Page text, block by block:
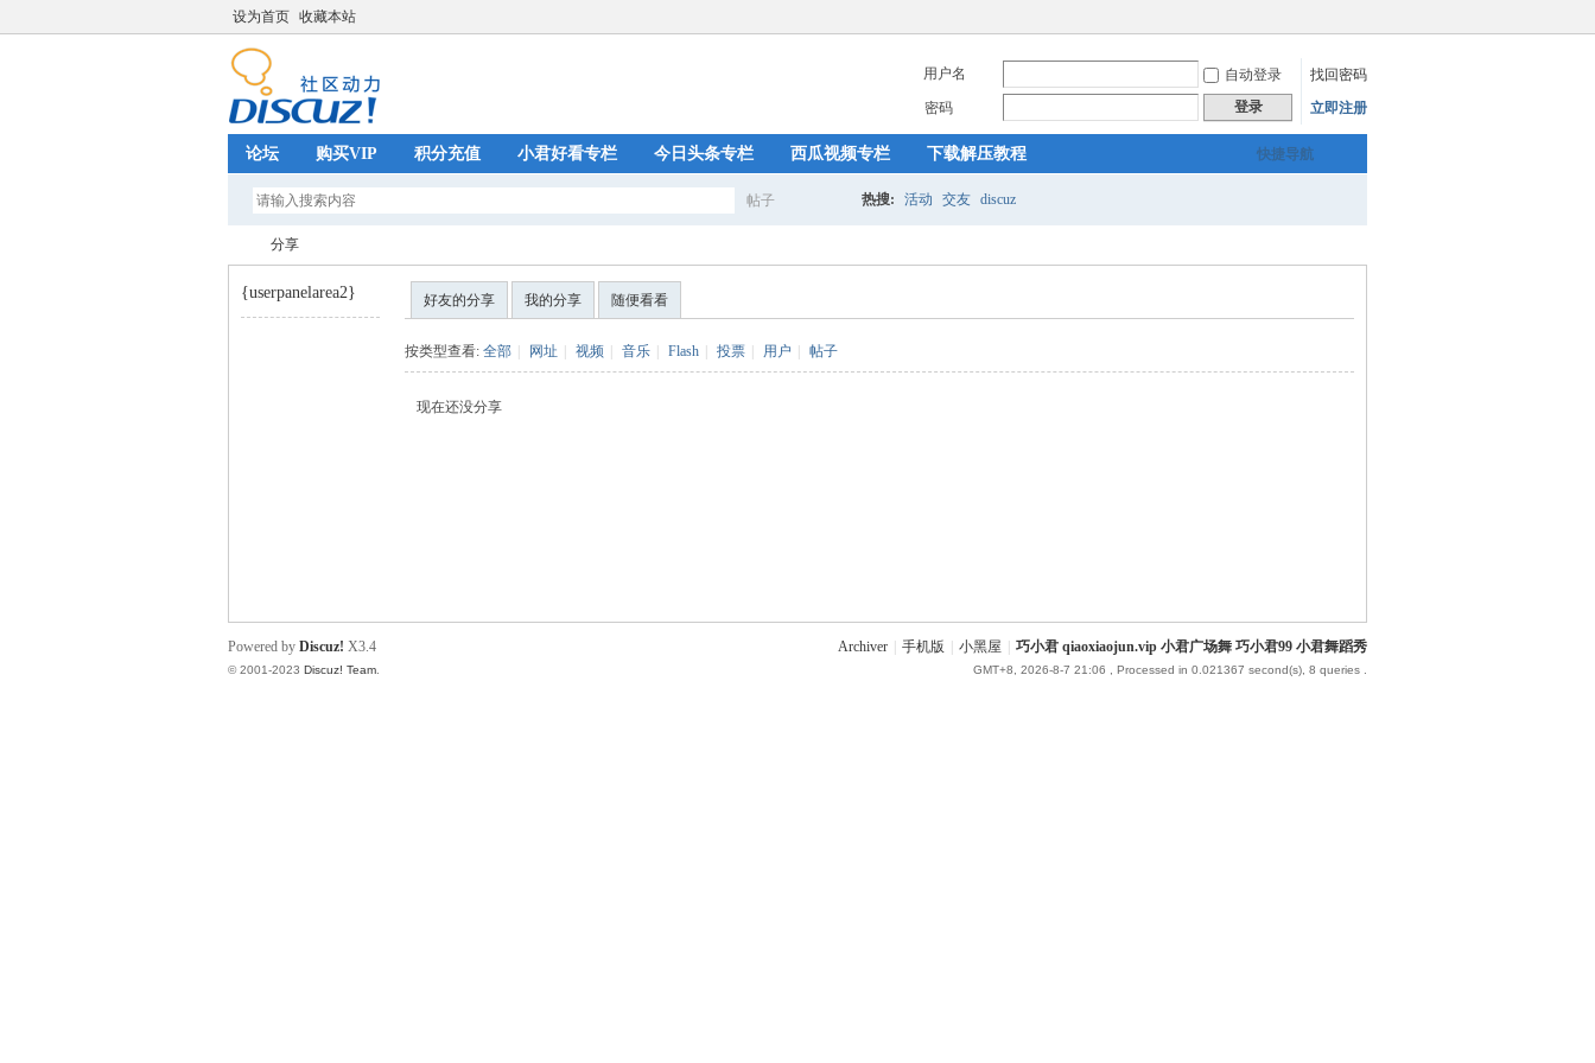
设为首页 收藏本站
用户名 自动登录
找回密码
密码
登录 立即注册
快捷导航
论坛 购买VIP 积分充值 小君好看专栏 今日头条专栏 西瓜视频专栏 下载解压教程
帖子 热搜: 活动 交友 discuz
分享
{userpanelarea2} 好友的分享 我的分享 随便看看
按类型查看: 全部 网址 视频 音乐 Flash 投票 用户 帖子
现在还没分享
Archiver 手机版 小黑屋 巧小君 qiaoxiaojun.vip 小君广场舞 巧小君99 小君舞蹈秀
GMT+8, 2026-8-7 21:06 , Processed in 0.021367 second(s), 8 queries .
Powered by Discuz! X3.4
© 2001-2023 Discuz! Team